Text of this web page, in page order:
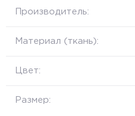
Производитель:
Материал (ткань):
Цвет:
Размер: